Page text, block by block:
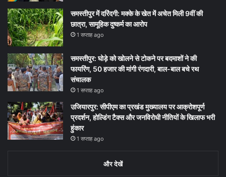
समस्तीपुर में दरिंदगी: मक्के के खेत में अचेत मिली 9वीं की
छात्रा, सामूहिक दुष्कर्म का आरोप
1 सप्ताह ago
समस्तीपुर: घोड़े को खोलने से टोकने पर बदमाशों ने की
फायरिंग, 50 हजार की मांगी रंगदारी, बाल-बाल बचे रथ
संचालक
1 सप्ताह ago
उजियारपुर: सीपीएम का प्रखंड मुख्यालय पर आक्रोशपूर्ण
प्रदर्शन, होल्डिंग टैक्स और जनविरोधी नीतियों के खिलाफ भरी
हुंकार
1 सप्ताह ago
और देखें